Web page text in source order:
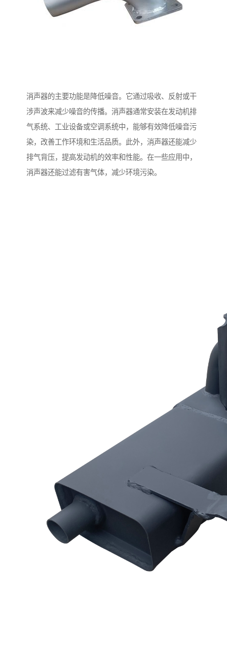
消声器的主要功能是降低噪音。它通过吸收、反射或干
涉声波来减少噪音的传播。消声器通常安装在发动机排
气系统、工业设备或空调系统中，能够有效降低噪音污
染，改善工作环境和生活品质。此外，消声器还能减少
排气背压，提高发动机的效率和性能。在一些应用中，
消声器还能过滤有害气体，减少环境污染。